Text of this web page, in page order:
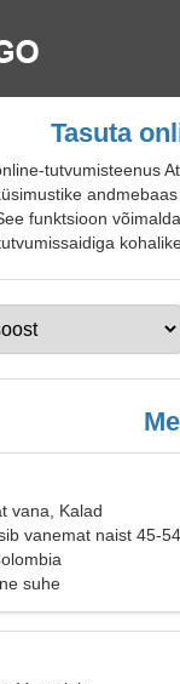
Tasuta
tutvumisteenus
funktsioon
vana, Kalad
vanemat naist 45-54
suhe